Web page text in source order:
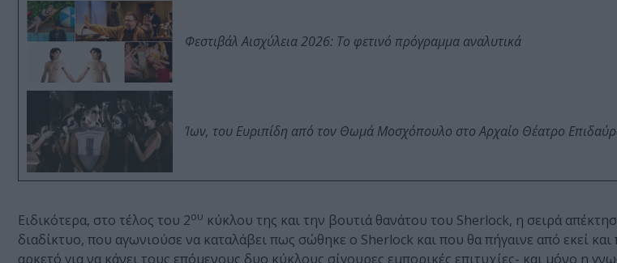
Φεστιβάλ Αισχύλεια 2026: Το φετινό πρόγραμμα αναλυτικά
Ίων, του Ευριπίδη από τον Θωμά Μοσχόπουλο στο Αρχαίο Θέατρο
Ειδικότερα, στο τέλος του 2ου κύκλου της και την βουτιά θανάτου του Sherlock, η σειρά
διαδίκτυο, που αγωνιούσε να καταλάβει πως σώθηκε ο Sherlock και που θα πήγαινε από εκεί και
αρκετό για να κάνει τους επόμενους δυο κύκλους σίγουρες εμπορικές επιτυχίες- και μόνο η